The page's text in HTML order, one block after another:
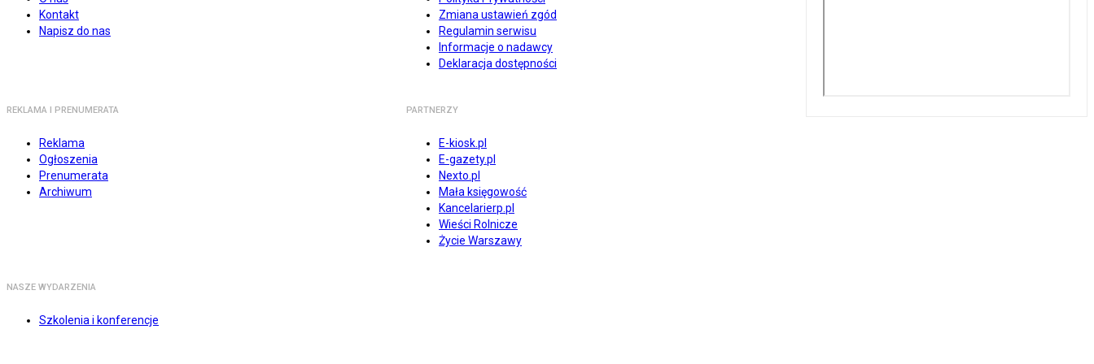
Kontakt
Napisz do nas
Zmiana ustawień zgód
Regulamin serwisu
Informacje o nadawcy
Deklaracja dostępności
REKLAMA I PRENUMERATA
Reklama
Ogłoszenia
Prenumerata
Archiwum
PARTNERZY
E-kiosk.pl
E-gazety.pl
Nexto.pl
Mała księgowość
Kancelarierp.pl
Wieści Rolnicze
Życie Warszawy
NASZE WYDARZENIA
Szkolenia i konferencje